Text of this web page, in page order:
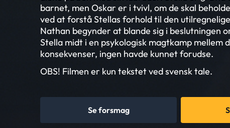
barnet, men Oskar er i tvivl, om de skal
ved at forstå Stellas forhold til den
Nathan begynder at blande sig i beslutningen
Stella midt i en psykologisk magtkamp mellem
konsekvenser, ingen havde kunnet forudse.
OBS! Filmen er kun tekstet ved svensk tale.
Se forsmag